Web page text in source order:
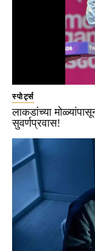
स्पोर्ट्स
लाकडांच्या
सुवर्णप्रवास!